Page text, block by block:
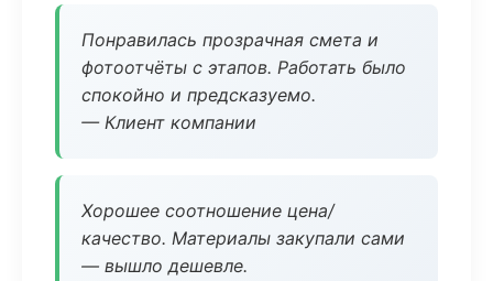
Понравилась прозрачная смета и
фотоотчёты с этапов. Работать было
спокойно и предсказуемо.
— Клиент компании
Хорошее соотношение цена/
качество. Материалы закупали сами
— вышло дешевле.